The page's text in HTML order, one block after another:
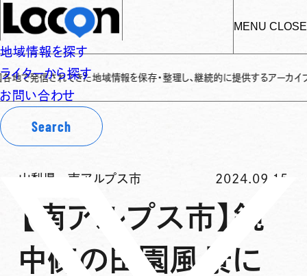
MENU CLOSE
地域情報を探す
ライターから探す
お問い合わせ
Search
てきた地域情報を保存・整理し、継続的に提供するアーカイブサイトです✌
山梨県 -南アルプス市 2024.09.15
【南アルプス市】鏡
中條の田園風景に